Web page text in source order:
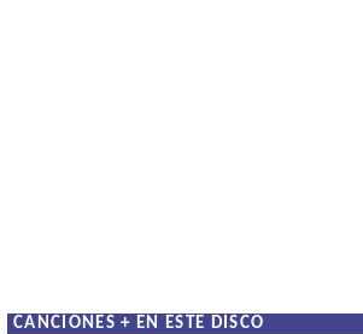
CANCIONES + EN ESTE DISCO